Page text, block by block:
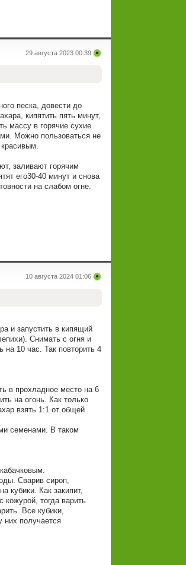
29 августа 2023 00:39
песка, довести до
кипятить пять минут,
массу в горячие сухие
Можно пользоваться не
заливают горячим
его30-40 минут и снова
на слабом огне.
10 августа 2024 01:06
и запустить в кипящий
Снимать с огня и
на 10 час. Так повторить 4
в прохладное место на 6
на огонь. Как только
взять 1:1 от общей
семенами. В таком
Сварив сироп,
кубики. Как закипит,
тогда варить
Все кубики,
них получается